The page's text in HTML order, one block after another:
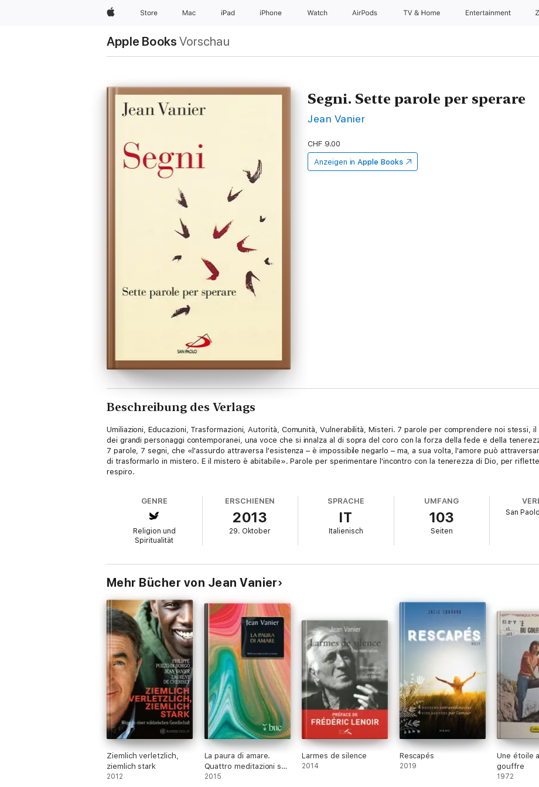
Apple Store Mac iPad iPhone Watch AirPods TV & Home Entertainment
Apple Books Vorschau
Segni. Sette parole per sperare
Jean Vanier
CHF 9.00
Anzeigen in Apple Books
Beschreibung des Verlags
Umiliazioni, Educazioni, Trasformazioni, Autorità, Comunità, Vulnerabilità, Misteri. 7 parole per comprendere noi stessi,
dei grandi personaggi contemporanei, una voce che si innalza al di sopra del coro con la forza della fede e della
7 parole, 7 segni, che «l'assurdo attraversa l'esistenza – è impossibile negarlo – ma, a sua volta, l'amore può
di trasformarlo in mistero. E il mistero è abitabile». Parole per sperimentare l'incontro con la tenerezza di Dio, per
respiro.
GENRE
Religion und
Spiritualität
ERSCHIENEN
2013
29. Oktober
SPRACHE
IT
Italienisch
UMFANG
103
Seiten
San
Mehr Bücher von Jean Vanier
Ziemlich verletzlich,
ziemlich stark
2012
La paura di amare.
Quattro meditazioni sul
valore della famiglia
2015
Larmes de silence
2014
Rescapés
2019
Une étoile
gouffre
1972